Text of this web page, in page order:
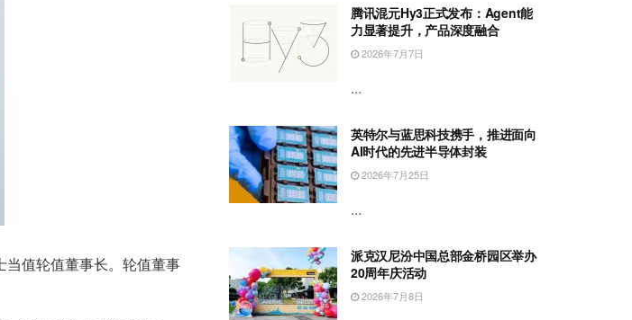
值轮值董事长。轮值董事
腾讯混元Hy3正式发布：Agent能
力显著提升，产品深度融合
2026年7月7日
...
英特尔与蓝思科技携手，推进面向
AI时代的先进半导体封装
2026年7月25日
...
派克汉尼汾中国总部金桥园区举办
20周年庆活动
2026年7月8日